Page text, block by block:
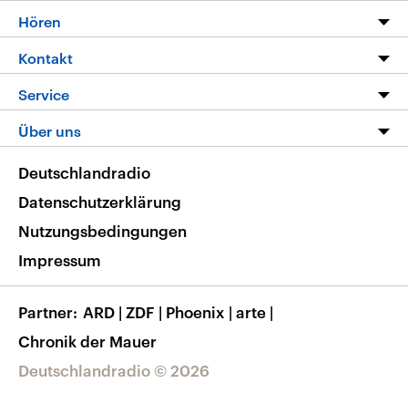
Programm
Die Nachrichten
Nachrichtenleicht
Neue Beiträge auf dlf.de
Hören
Livestream
Podcasts
Deutschlandfunk App
Nachrichten App
Frequenzen
Kontakt
Hörerservice
Service
FAQ
Veranstaltungen
Musikliste
RSS
Über uns
Barrierefreiheit
Deutschlandradio © 2026
Deutschlandradio
Datenschutzerklärung
Nutzungsbedingungen
Impressum
Partner ARD | ZDF | Phoenix | arte |
Chronik der Mauer